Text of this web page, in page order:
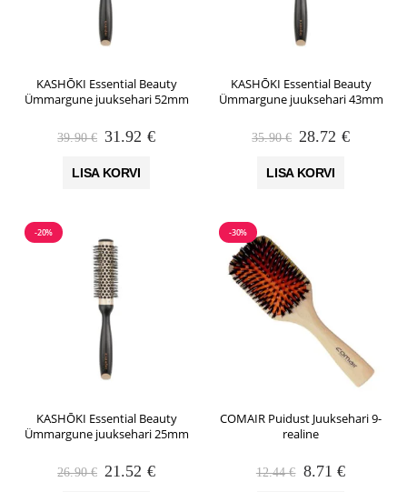
KASHŌKI Essential Beauty
Ümmargune juuksehari 52mm
39.90€ Algne
oli:
31.92 €Praegune
LISA KORVI
KASHŌKI Essential Beauty
Ümmargune juuksehari 43mm
35.90€ Algne
oli:
28.72 €
LISA KORVI
-20%
KASHŌKI Essential Beauty
Ümmargune juuksehari 25mm
26.90€ Algne
21.52 €Praegune
-30%
COMAIR Puidust Juuksehari 9-
realine
12.44€ Algne
8.71€Praegune